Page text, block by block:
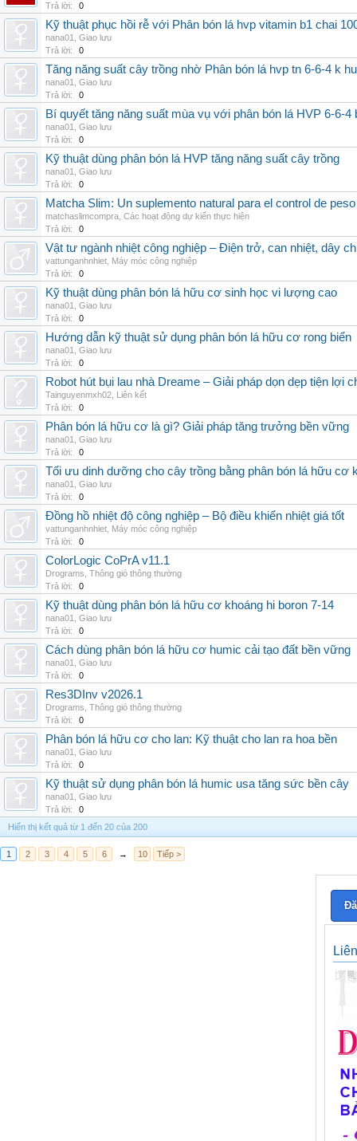
Trả lời:
0
Kỹ thuật phục hồi rễ với Phân bón lá hvp vitamin b1 chai
nana01
Giao lưu
Trả lời:
0
Tăng năng suất cây trồng nhờ Phân bón lá hvp tn 6-6-4 k
nana01
Giao lưu
Trả lời:
0
Bí quyết tăng năng suất mùa vụ với phân bón lá HVP 6-6-4
nana01
Giao lưu
Trả lời:
0
Kỹ thuật dùng phân bón lá HVP tăng năng suất cây trồng
nana01
Giao lưu
Trả lời:
0
Matcha Slim: Un suplemento natural para el control de peso
matchaslimcompra Các hoạt động dự kiến thực hiện
Trả lời:
0
Vật tư ngành nhiệt công nghiệp – Điện trở, can nhiệt, dây
vattunganhnhiet Máy móc công nghiệp
Trả lời:
0
Kỹ thuật dùng phân bón lá hữu cơ sinh học vi lượng cao
nana01
Giao lưu
Trả lời:
0
Hướng dẫn kỹ thuật sử dụng phân bón lá hữu cơ rong biển
nana01
Giao lưu
Trả lời:
0
Robot hút bụi lau nhà Dreame – Giải pháp dọn dẹp tiện lợi
Tainguyenmxh02 Liên kết
Trả lời:
0
Phân bón lá hữu cơ là gì? Giải pháp tăng trưởng bền vững
nana01
Giao lưu
Trả lời:
0
Tối ưu dinh dưỡng cho cây trồng bằng phân bón lá hữu cơ
nana01
Giao lưu
Trả lời:
0
Đồng hồ nhiệt độ công nghiệp – Bộ điều khiển nhiệt giá tốt
vattunganhnhiet Máy móc công nghiệp
Trả lời:
0
ColorLogic CoPrA v11.1
Drograms Thông gió thông thường
Trả lời:
0
Kỹ thuật dùng phân bón lá hữu cơ khoáng hi boron 7-14
nana01
Giao lưu
Trả lời:
0
Cách dùng phân bón lá hữu cơ humic cải tạo đất bền vững
nana01
Giao lưu
Trả lời:
0
Res3DInv v2026.1
Drograms Thông gió thông thường
Trả lời:
0
Phân bón lá hữu cơ cho lan: Kỹ thuật cho lan ra hoa bền
nana01
Giao lưu
Trả lời:
0
Kỹ thuật sử dụng phân bón lá humic usa tăng sức bền cây
nana01
Giao lưu
Trả lời:
0
Hiển thị kết quả từ 1 đến 20 của 200
1 2 3 4 5 6 → 10 Tiếp >